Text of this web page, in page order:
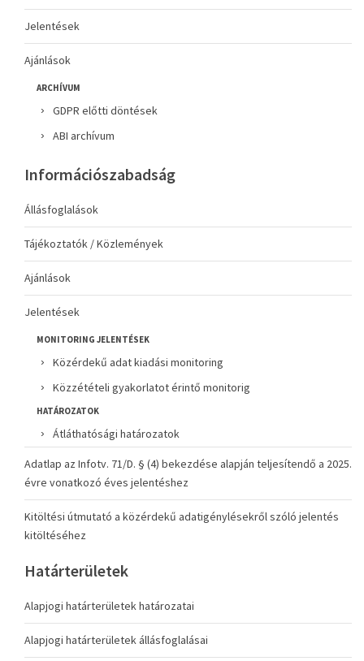
Jelentések
Ajánlások
ARCHÍVUM
GDPR előtti döntések
ABI archívum
Információszabadság
Állásfoglalások
Tájékoztatók / Közlemények
Ajánlások
Jelentések
MONITORING JELENTÉSEK
Közérdekű adat kiadási monitoring
Közzétételi gyakorlatot érintő monitorig
HATÁROZATOK
Átláthatósági határozatok
Adatlap az Infotv. 71/D. § (4) bekezdése alapján teljesítendő a 2025.
évre vonatkozó éves jelentéshez
Kitöltési útmutató a közérdekű adatigénylésekről szóló jelentés
kitöltéséhez
Határterületek
Alapjogi határterületek határozatai
Alapjogi határterületek állásfoglalásai